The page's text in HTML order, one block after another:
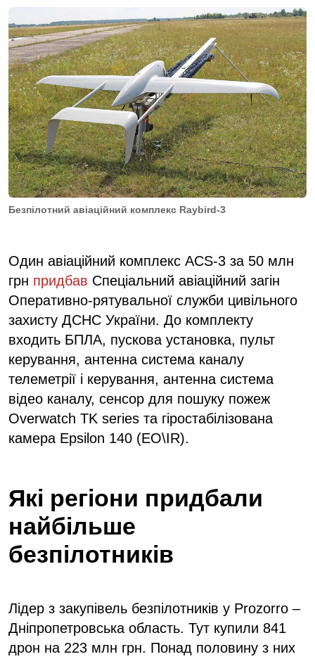
Безпілотний авіаційний комплекс Raybird-3
Один авіаційний комплекс ACS-3 за 50 млн
грн придбав Спеціальний авіаційний загін
Оперативно-рятувальної служби цивільного
захисту ДСНС України. До комплекту
входить БПЛА, пускова установка, пульт
керування, антенна система каналу
телеметрії і керування, антенна система
відео каналу, сенсор для пошуку пожеж
Overwatch TK series та гіростабілізована
камера Epsilon 140 (EO\IR).
Які регіони придбали
найбільше
безпілотників
Лідер з закупівель безпілотників у Prozorro –
Дніпропетровська область. Тут купили 841
дрон на 223 млн грн. Понад половину з них